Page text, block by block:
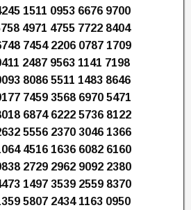
1511 0953 6676 9700
4971 4755 7722 8404
7454 2206 0787 1709
2487 9563 1141 7198
8086 5511 1483 8646
7459 3568 6970 5471
6874 6222 5736 8122
5556 2370 3046 1366
4516 1636 6082 6160
2729 2962 9092 2380
1497 3539 2559 8370
5807 2434 1163 0950